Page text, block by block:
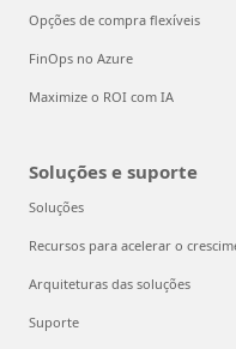
Opções de compra flexíveis
FinOps no Azure
Maximize o ROI com IA
Soluções e suporte
Soluções
Recursos para acelerar o
Arquiteturas das soluções
Suporte